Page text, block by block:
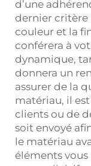
d’une
dernier critère
couleur et la
conférera à
dynamique,
donnera un
assurer de la
matériau, il
clients ou de
soit envoyé
le matériau
éléments